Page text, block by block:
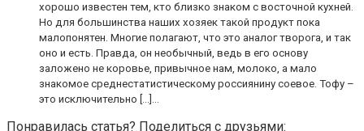
хорошо известен тем, кто близко знаком с восточной кухней.
Но для большинства наших хозяек такой продукт пока
малопонятен. Многие полагают, что это аналог творога, и так
оно и есть. Правда, он необычный, ведь в его основу
заложено не коровье, привычное нам, молоко, а мало
знакомое среднестатистическому россиянину соевое. Тофу –
это исключительно […]...
Понравилась статья? Поделиться с друзьями: